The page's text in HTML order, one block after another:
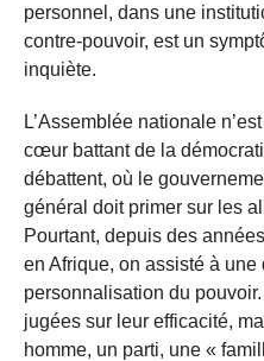
personnel, dans une
contre-pouvoir, est un
inquiète.
L’Assemblée nationale
cœur battant de la
débattent, où le
général doit primer sur les
Pourtant, depuis des
en Afrique, on assisté à une
personnalisation du
jugées sur leur efficacité,
homme, un parti, une «